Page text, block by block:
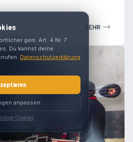
MEHR
gem. Art. 4 Nr. 7
Du kannst deine
Datenschutzerklärung
anpassen
Cookies